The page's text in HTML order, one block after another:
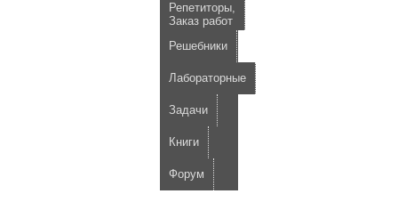
Репетиторы,
Заказ работ
Решебники
Лабораторные
Задачи
Книги
Форум